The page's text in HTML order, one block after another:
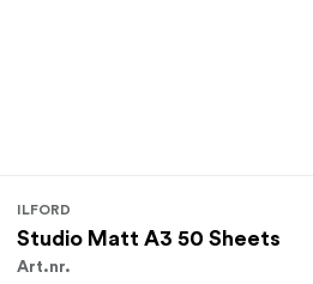
ILFORD
Studio Matt A3 50 Sheets
Art.nr.